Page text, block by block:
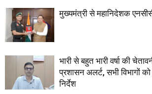
मुख्यमंत्री से महानिदेशक
भारी से बहुत भारी वर्षा की
प्रशासन अलर्ट, सभी विभागों
निर्देश